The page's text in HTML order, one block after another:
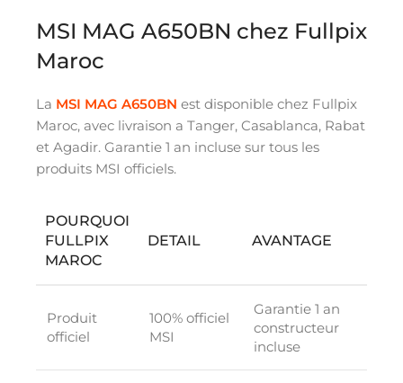
MSI MAG A650BN chez Fullpix
Maroc
La MSI MAG A650BN est disponible chez Fullpix
Maroc, avec livraison a Tanger, Casablanca, Rabat
et Agadir. Garantie 1 an incluse sur tous les
produits MSI officiels.
POURQUOI
FULLPIX
MAROC
DETAIL AVANTAGE
Produit
officiel
100% officiel
MSI
Garantie 1 an
constructeur
incluse